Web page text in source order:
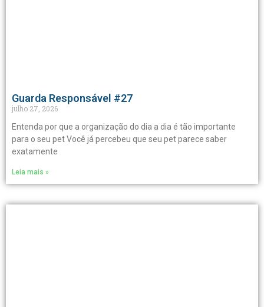
Guarda Responsável #27
julho 27, 2026
Entenda por que a organização do dia a dia é tão importante
para o seu pet Você já percebeu que seu pet parece saber
exatamente
Leia mais »